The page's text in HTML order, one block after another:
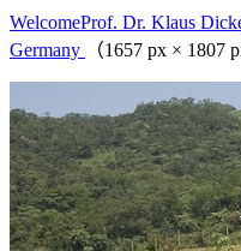
WelcomeProf. Dr. Klaus
Germany
（1657 px × 1807